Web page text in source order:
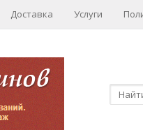
Доставка Услуги